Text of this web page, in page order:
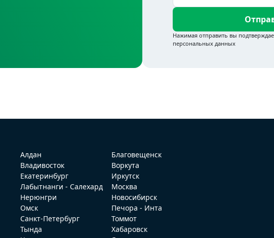
Алдан
Благовещенск
Владивосток
Воркута
Екатеринбург
Иркутск
Лабытнанги - Салехард
Москва
Нерюнгри
Новосибирск
Омск
Печора - Инта
Санкт-Петербург
Томмот
Тында
Хабаровск